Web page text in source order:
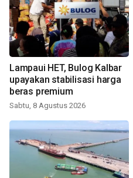
Lampaui HET, Bulog Kalbar
upayakan stabilisasi harga
beras premium
Sabtu, 8 Agustus 2026